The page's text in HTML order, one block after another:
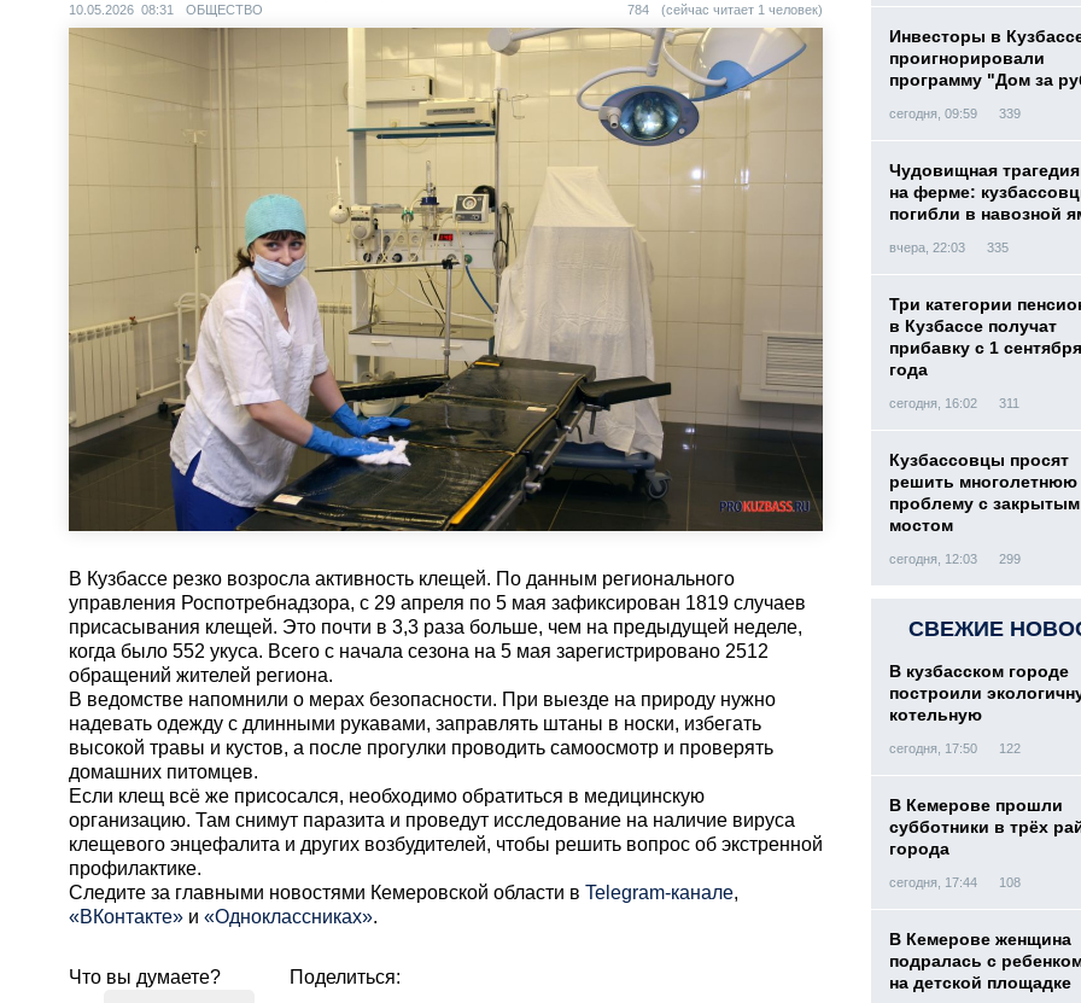
10.05.2026 08:31 ОБЩЕСТВО 784 (сейчас читает 1 человек)
В Кузбассе резко возросла активность клещей. По данным регионального
управления Роспотребнадзора, с 29 апреля по 5 мая зафиксирован 1819 случаев
присасывания клещей. Это почти в 3,3 раза больше, чем на предыдущей неделе,
когда было 552 укуса. Всего с начала сезона на 5 мая зарегистрировано 2512
обращений жителей региона.
В ведомстве напомнили о мерах безопасности. При выезде на природу нужно
надевать одежду с длинными рукавами, заправлять штаны в носки, избегать
высокой травы и кустов, а после прогулки проводить самоосмотр и проверять
домашних питомцев.
Если клещ всё же присосался, необходимо обратиться в медицинскую
организацию. Там снимут паразита и проведут исследование на наличие вируса
клещевого энцефалита и других возбудителей, чтобы решить вопрос об экстренной
профилактике.
Cледите за главными новостями Кемеровской области в Telegram-канале,
«ВКонтакте» и «Одноклассниках».
Что вы думаете? Поделиться:
Инвесторы в
проигнорировали
программу "Дом за
сегодня, 09:59 339
Чудовищная трагедия
на ферме:
погибли в навозной
вчера, 22:03 335
Три категории
в Кузбассе получат
прибавку с 1
года
сегодня, 16:02 311
Кузбассовцы просят
решить многолетнюю
проблему с закрытым
мостом
сегодня, 12:03 299
СВЕЖИЕ
В кузбасском городе
построили
котельную
сегодня, 17:50 122
В Кемерове прошли
субботники в трёх
города
сегодня, 17:44 108
В Кемерове женщина
подралась с
на детской площадке